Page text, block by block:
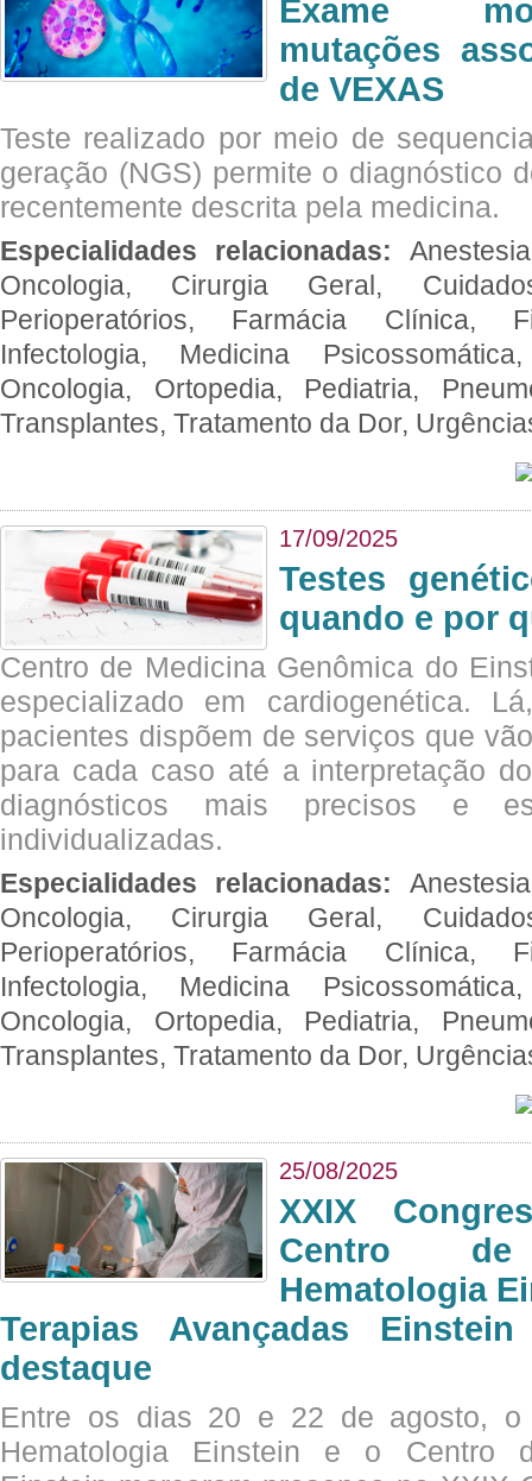
Exame
mutações
de VEXAS
Teste realizado por meio de
geração (NGS) permite o diagnóstico
recentemente descrita pela medicina.
Especialidades relacionadas:
Oncologia, Cirurgia Geral,
Perioperatórios, Farmácia Clínica,
Infectologia, Medicina
Oncologia, Ortopedia, Pediatria,
Transplantes, Tratamento da Dor,
17/09/2025
Testes
quando e por
Centro de Medicina Genômica do
especializado em cardiogenética.
pacientes dispõem de serviços que
para cada caso até a interpretação
diagnósticos mais precisos e
individualizadas.
Especialidades relacionadas:
Oncologia, Cirurgia Geral,
Perioperatórios, Farmácia Clínica,
Infectologia, Medicina
Oncologia, Ortopedia, Pediatria,
Transplantes, Tratamento da Dor,
25/08/2025
XXIX
Centro
Hematologia
Terapias Avançadas
destaque
Entre os dias 20 e 22 de agosto, o
Hematologia Einstein e o Centro